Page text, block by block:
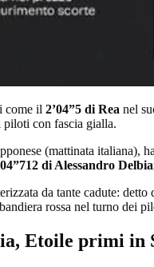
come il 2’04”5 di Rea nel
piloti con fascia gialla.
(mattinata
di Alessandro
da tante cadute:
rossa nel turno dei
Etoile primi in